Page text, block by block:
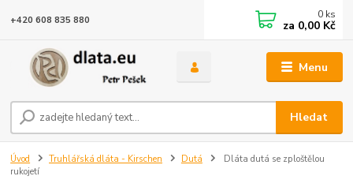
Menu
Hledat
+420 608 835 880 0 ks
za 0,00 Kč
Úvod Truhlářská dláta - Kirschen Dutá
Dláta dutá se zploštělou
rukojetí